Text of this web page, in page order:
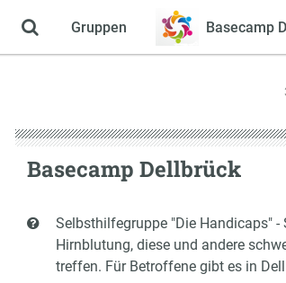
Gruppen Basecamp
Basecamp Dellbrück
Kurzbeschreibung
Selbsthilfegruppe "Die Handicaps" -
Hirnblutung, diese und andere
treffen. Für Betroffene gibt es in